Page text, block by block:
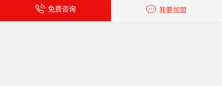
免费咨询 我要加盟